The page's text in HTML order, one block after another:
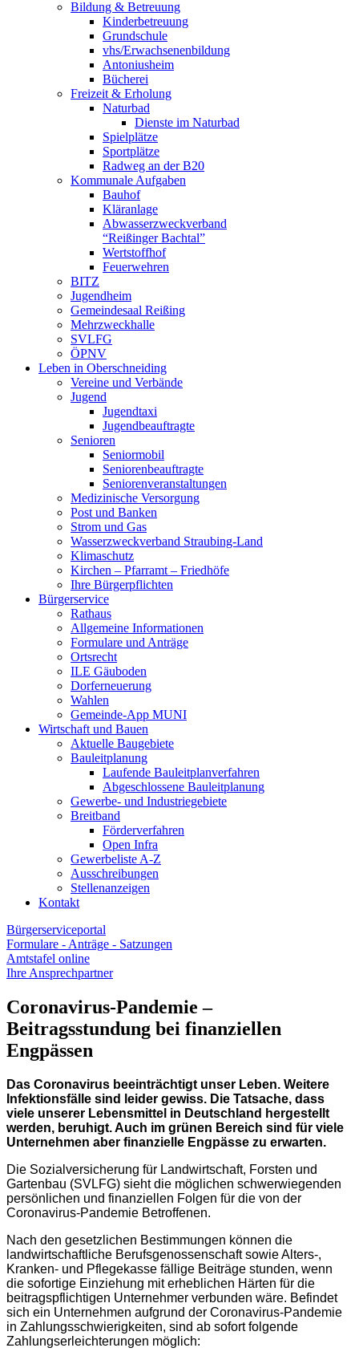
Bildung & Betreuung
Kinderbetreuung
Grundschule
vhs/Erwachsenenbildung
Antoniusheim
Bücherei
Freizeit & Erholung
Naturbad
Dienste im Naturbad
Spielplätze
Sportplätze
Radweg an der B20
Kommunale Aufgaben
Bauhof
Kläranlage
Abwasserzweckverband
“Reißinger Bachtal”
Wertstoffhof
Feuerwehren
BITZ
Jugendheim
Gemeindesaal Reißing
Mehrzweckhalle
SVLFG
ÖPNV
Leben in Oberschneiding
Vereine und Verbände
Jugend
Jugendtaxi
Jugendbeauftragte
Senioren
Seniormobil
Seniorenbeauftragte
Seniorenveranstaltungen
Medizinische Versorgung
Post und Banken
Strom und Gas
Wasserzweckverband Straubing-Land
Klimaschutz
Kirchen – Pfarramt – Friedhöfe
Ihre Bürgerpflichten
Bürgerservice
Rathaus
Allgemeine Informationen
Formulare und Anträge
Ortsrecht
ILE Gäuboden
Dorferneuerung
Wahlen
Gemeinde-App MUNI
Wirtschaft und Bauen
Aktuelle Baugebiete
Bauleitplanung
Laufende Bauleitplanverfahren
Abgeschlossene Bauleitplanung
Gewerbe- und Industriegebiete
Breitband
Förderverfahren
Open Infra
Gewerbeliste A-Z
Ausschreibungen
Stellenanzeigen
Kontakt
Bürgerserviceportal
Formulare - Anträge - Satzungen
Amtstafel online
Ihre Ansprechpartner
Coronavirus-Pandemie –
Beitragsstundung bei finanziellen
Engpässen
Das Coronavirus beeinträchtigt unser Leben. Weitere
Infektionsfälle sind leider gewiss. Die Tatsache, dass
viele unserer Lebensmittel in Deutschland hergestellt
werden, beruhigt. Auch im grünen Bereich sind für viele
Unternehmen aber finanzielle Engpässe zu erwarten.
Die Sozialversicherung für Landwirtschaft, Forsten und
Gartenbau (SVLFG) sieht die möglichen schwerwiegenden
persönlichen und finanziellen Folgen für die von der
Coronavirus-Pandemie Betroffenen.
Nach den gesetzlichen Bestimmungen können die
landwirtschaftliche Berufsgenossenschaft sowie Alters-,
Kranken- und Pflegekasse fällige Beiträge stunden, wenn
die sofortige Einziehung mit erheblichen Härten für die
beitragspflichtigen Unternehmer verbunden wäre. Befindet
sich ein Unternehmen aufgrund der Coronavirus-Pandemie
in Zahlungsschwierigkeiten, sind ab sofort folgende
Zahlungserleichterungen möglich: